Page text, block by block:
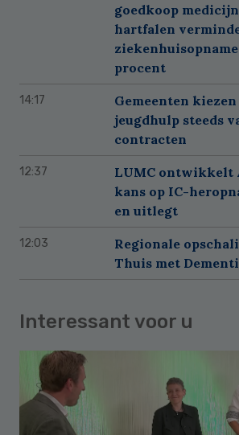
goedkoop
hartfalen
procent
14:17
Gemeenten
jeugdhulp steeds
contracten
12:37
LUMC ontwikkelt
kans op IC-
en uitlegt
12:03
Regionale
Thuis met
Interessant voor u